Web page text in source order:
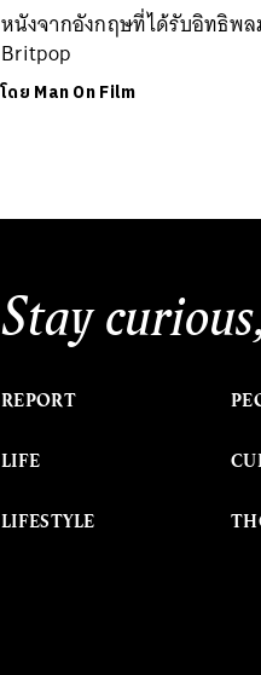
หนังจากอังกฤษที่ได้รับอิทธิพ
Britpop
โดย Man On Film
Stay
REPORT
LIFE
LIFESTYLE